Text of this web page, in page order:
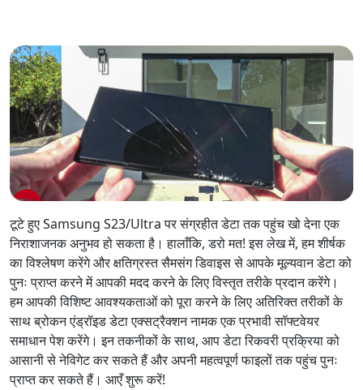
टूटे हुए Samsung S23/Ultra पर संग्रहीत डेटा तक पहुंच खो देना एक
निराशाजनक अनुभव हो सकता है। हालाँकि, डरो मत! इस लेख में, हम शीर्षक
का विश्लेषण करेंगे और क्षतिग्रस्त सैमसंग डिवाइस से आपके मूल्यवान डेटा को
पुनः प्राप्त करने में आपकी मदद करने के लिए विस्तृत तरीके प्रदान करेंगे।
हम आपकी विशिष्ट आवश्यकताओं को पूरा करने के लिए अतिरिक्त तरीकों के
साथ ब्रोकन एंड्रॉइड डेटा एक्सट्रैक्शन नामक एक प्रभावी सॉफ्टवेयर
समाधान पेश करेंगे। इन तकनीकों के साथ, आप डेटा रिकवरी प्रक्रिया को
आसानी से नेविगेट कर सकते हैं और अपनी महत्वपूर्ण फाइलों तक पहुंच पुनः
प्राप्त कर सकते हैं। आएँ शुरू करें!